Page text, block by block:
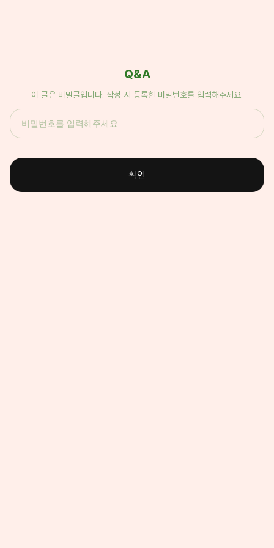
Q&A
이 글은 비밀글입니다. 작성 시 등록한 비밀번호를 입력해주세요.
확인